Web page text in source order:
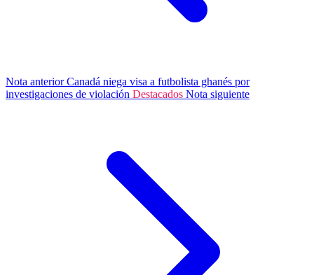
Nota anteriorCanadá niega visa a futbolista ghanés por
investigaciones de violación Destacados Nota siguiente